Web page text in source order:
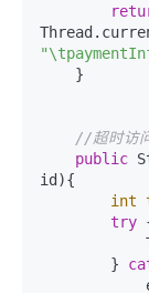
//超时访
public
id){
int
try
        }